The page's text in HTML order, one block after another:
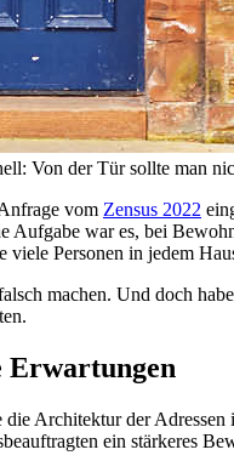
Von der Tür sollte man
vom Zensus 2022
Aufgabe war es, bei
Personen in jedem
machen. Und doch
Erwartungen
Architektur der
ein stärkeres